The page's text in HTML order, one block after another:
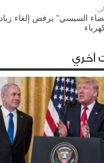
السيسي” يرفض إلغاء
أخري